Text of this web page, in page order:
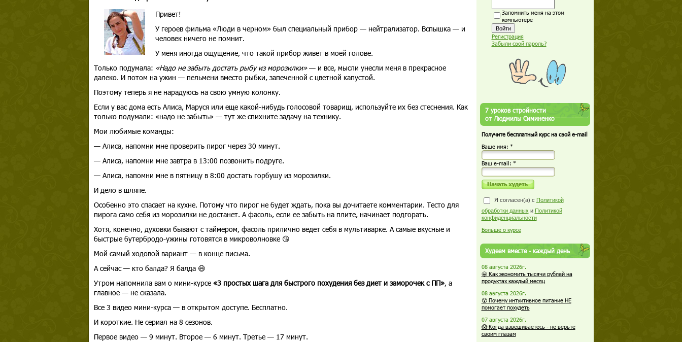
Привет!
У героев фильма «Люди в черном» был специальный прибор — нейтрализатор. Вспышка — и
человек ничего не помнит.
У меня иногда ощущение, что такой прибор живет в моей голове.
Только подумала: «Надо не забыть достать рыбу из морозилки»— и все, мысли унесли меня в прекрасное
далеко. И потом на ужин — пельмени вместо рыбки, запеченной с цветной капустой.
Поэтому теперь я не нарадуюсь на свою умную колонку.
Если у вас дома есть Алиса, Маруся или еще какой-нибудь голосовой товарищ, используйте их без стеснения. Как
только подумали: «надо не забыть» — тут же спихните задачу на технику.
Мои любимые команды:
— Алиса, напомни мне проверить пирог через 30 минут.
— Алиса, напомни мне завтра в 13:00 позвонить подруге.
— Алиса, напомни мне в пятницу в 8:00 достать горбушу из морозилки.
И дело в шляпе.
Особенно это спасает на кухне. Потому что пирог не будет ждать, пока вы дочитаете комментарии. Тесто для
пирога само себя из морозилки не достанет. А фасоль, если ее забыть на плите, начинает подгорать.
Хотя, конечно, духовки бывают с таймером, фасоль прилично ведет себя в мультиварке. А самые вкусные и
быстрые бутербродо-ужины готовятся в микроволновке 😘
Мой самый ходовой вариант — в конце письма.
А сейчас — кто балда? Я балда 😄
Утром напомнила вам о мини-курсе «3 простых шага для быстрого похудения без диет и заморочек с ПП», а
главное — не сказала.
Все 3 видео мини-курса — в открытом доступе. Бесплатно.
И короткие. Не сериал на 8 сезонов.
Первое видео — 9 минут. Второе — 6 минут. Третье — 17 минут.
Запомнить меня на этом
компьютере
Регистрация
Забыли свой пароль?
7 уроков стройности
от Людмилы Симиненко
Получите бесплатный курс на свой e-mail
Ваше имя: *
Ваш е-mail: *
Я согласен(а) с Политикой
обработки данных и Политикой
конфиденциальности
Больше о курсе
Худеем вместе - каждый день
08 августа 2026г.
🤩 Как экономить тысячи рублей на
продуктах каждый месяц
08 августа 2026г.
😮 Почему интуитивное питание НЕ
помогает похудеть
07 августа 2026г.
😱 Когда взвешиваетесь - не верьте
своим глазам